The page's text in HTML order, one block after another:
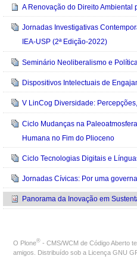
A Renovação do Direito Ambiental
Jornadas Investigativas
IEA-USP (2ª Edição-2022)
Seminário Neoliberalismo e
Dispositivos Intelectuais de
V LinCog Diversidade:
Ciclo Mudanças na
Humana no Fim do Plioceno
Ciclo Tecnologias Digitais e
Jornadas Cívicas: Por uma
Panorama da Inovação em
O Plone® - CMS/WCM de Código Aberto
amigos. Distribuído sob a Licença GNU